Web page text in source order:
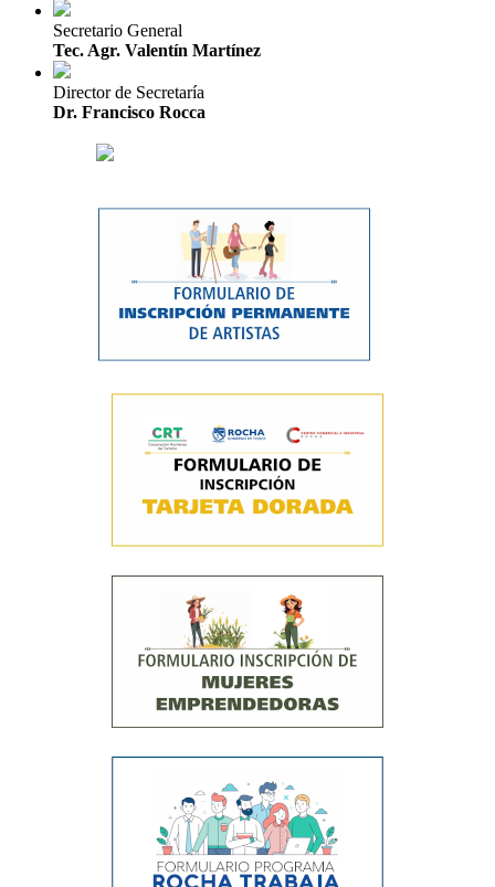
Secretario General
Tec. Agr. Valentín Martínez
Director de Secretaría
Dr. Francisco Rocca